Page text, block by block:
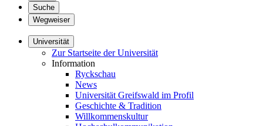
Suche
Wegweiser
Universität
Zur Startseite der Universität
Information
Ryckschau
News
Universität Greifswald im Profil
Geschichte & Tradition
Willkommenskultur